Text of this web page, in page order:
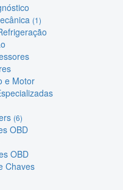
(1)
e Motor
(6)
OBD
OBD
Chaves